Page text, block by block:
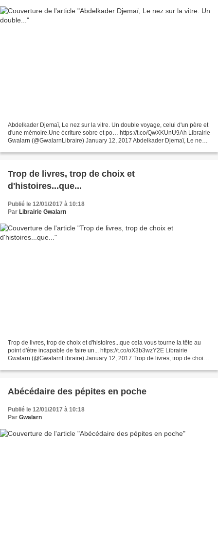
Abdelkader Djemaï, Le nez sur la vitre. Un double voyage, celui d'un père et
d'une mémoire.Une écriture sobre et po… https://t.co/QwXKUnU9Ah Librairie
Gwalarn (@GwalarnLibraire) January 12, 2017 Abdelkader Djemaï, Le nez
Trop de livres, trop de choix et
d'histoires...que...
Publié le 12/01/2017 à 10:18
Par Librairie Gwalarn
Trop de livres, trop de choix et d'histoires...que cela vous tourne la tête au
point d'être incapable de faire un... https://t.co/oX3b3wzY2E Librairie
Gwalarn (@GwalarnLibraire) January 12, 2017 Trop de livres, trop de choix
Abécédaire des pépites en poche
Publié le 12/01/2017 à 10:18
Par Gwalarn